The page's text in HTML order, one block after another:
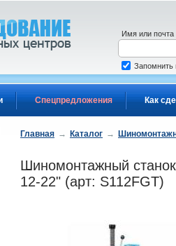
Спецпредложения Как
Имя или почта
Запомнить
Главная → Каталог →
Шиномонтажный
12-22" (арт: S112FGT)